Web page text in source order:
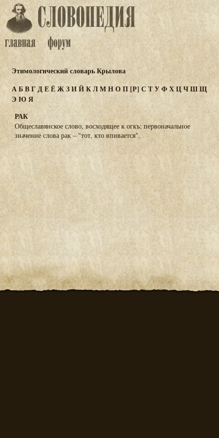
Этимологический словарь Крылова
АБВГДЕЁЖЗИЙКЛМНОП[Р] СТУФХЦЧШЩ
Э Ю Я
РАК
Общеславянское слово, восходящее к огкъ; первоначальное
значение слова рак – "тот, кто впивается".